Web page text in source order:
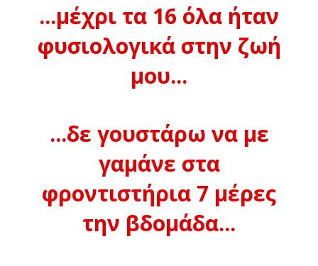
...μέχρι τα 16 όλα ήταν
φυσιολογικά στην ζωή
μου...
...δε γουστάρω να με
γαμάνε στα
φροντιστήρια 7 μέρες
την βδομάδα...